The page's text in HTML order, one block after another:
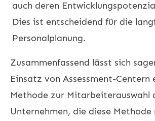
auch deren
Dies ist entscheidend für die
Personalplanung.
Zusammenfassend lässt sich
Einsatz von Assessment-
Methode zur Mitarbeiterauswahl
Unternehmen, die diese Methode